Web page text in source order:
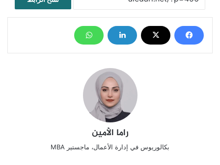
راما الأمين
بكالوريوس في إدارة الأعمال، ماجستير MBA